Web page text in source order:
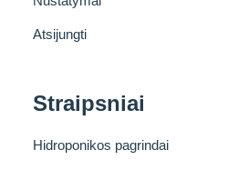
Atsijungti
Straipsniai
Hidroponikos pagrindai